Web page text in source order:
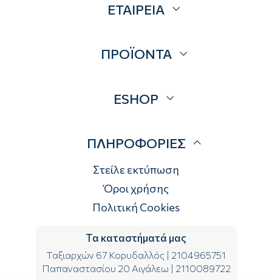
ΕΤΑΙΡΕΙΑ
Επικοινωνία
ΠΡΟΪΟΝΤΑ
Brands
ESHOP
Τρόποι αποστολής
Τρόποι πληρωμής
Επιστροφές
ΠΛΗΡΟΦΟΡΙΕΣ
Στείλε εκτύπωση
Όροι χρήσης
Πολιτική Cookies
Τα καταστήματά μας
Ταξιαρχών 67 Κορυδαλλός
2104965751
Παπαναστασίου 20 Αιγάλεω
2110089722